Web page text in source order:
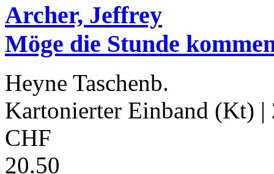
Archer, Jeffrey
Möge die Stunde
Heyne Taschenb.
Kartonierter Einband (Kt) |
CHF
20.50